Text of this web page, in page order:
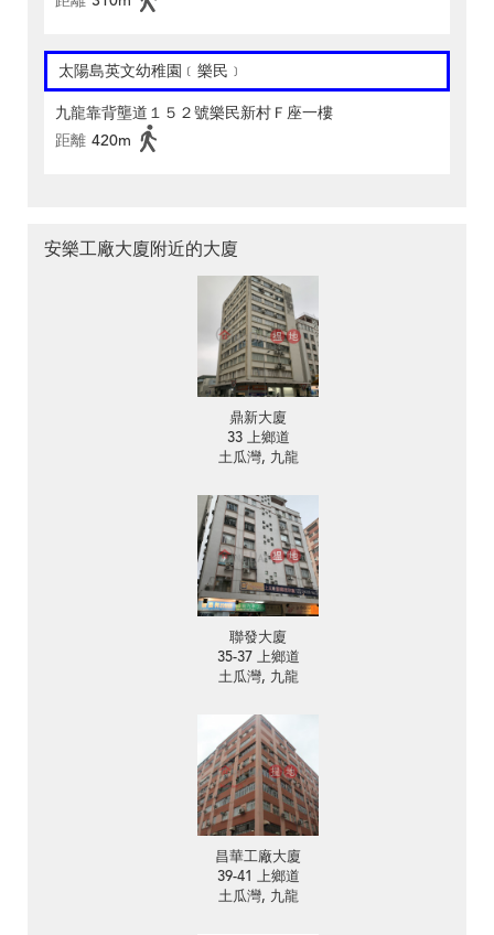
太陽島英文幼稚園﹝樂民﹞
九龍靠背壟道１５２號樂民新村Ｆ座一樓
距離 420m
安樂工廠大廈附近的大廈
鼎新大廈
33 上鄉道
土瓜灣, 九龍
聯發大廈
35-37 上鄉道
土瓜灣, 九龍
昌華工廠大廈
39-41 上鄉道
土瓜灣, 九龍